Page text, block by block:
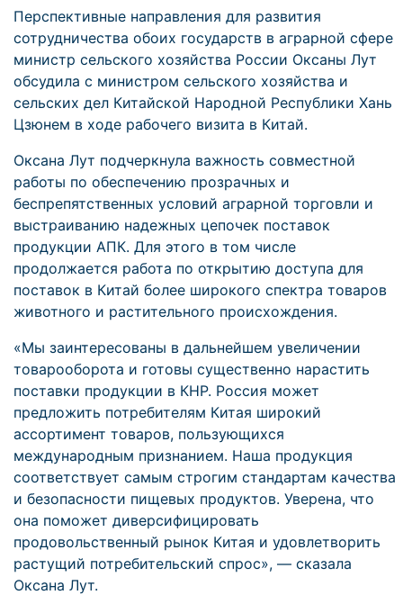
Перспективные направления для развития
сотрудничества обоих государств в аграрной сфере
министр сельского хозяйства России Оксаны Лут
обсудила с министром сельского хозяйства и
сельских дел Китайской Народной Республики Хань
Цзюнем в ходе рабочего визита в Китай.
Оксана Лут подчеркнула важность совместной
работы по обеспечению прозрачных и
беспрепятственных условий аграрной торговли и
выстраиванию надежных цепочек поставок
продукции АПК. Для этого в том числе
продолжается работа по открытию доступа для
поставок в Китай более широкого спектра товаров
животного и растительного происхождения.
«Мы заинтересованы в дальнейшем увеличении
товарооборота и готовы существенно нарастить
поставки продукции в КНР. Россия может
предложить потребителям Китая широкий
ассортимент товаров, пользующихся
международным признанием. Наша продукция
соответствует самым строгим стандартам качества
и безопасности пищевых продуктов. Уверена, что
она поможет диверсифицировать
продовольственный рынок Китая и удовлетворить
растущий потребительский спрос», — сказала
Оксана Лут.